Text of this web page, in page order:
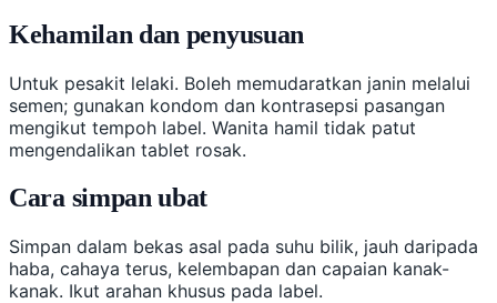
Kehamilan dan penyusuan
Untuk pesakit lelaki. Boleh memudaratkan janin melalui
semen; gunakan kondom dan kontrasepsi pasangan
mengikut tempoh label. Wanita hamil tidak patut
mengendalikan tablet rosak.
Cara simpan ubat
Simpan dalam bekas asal pada suhu bilik, jauh daripada
haba, cahaya terus, kelembapan dan capaian kanak-
kanak. Ikut arahan khusus pada label.